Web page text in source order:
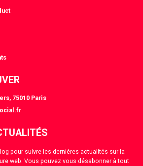
75010 Paris
pour suivre les dernières actualités sur la
web. Vous pouvez vous désabonner à tout